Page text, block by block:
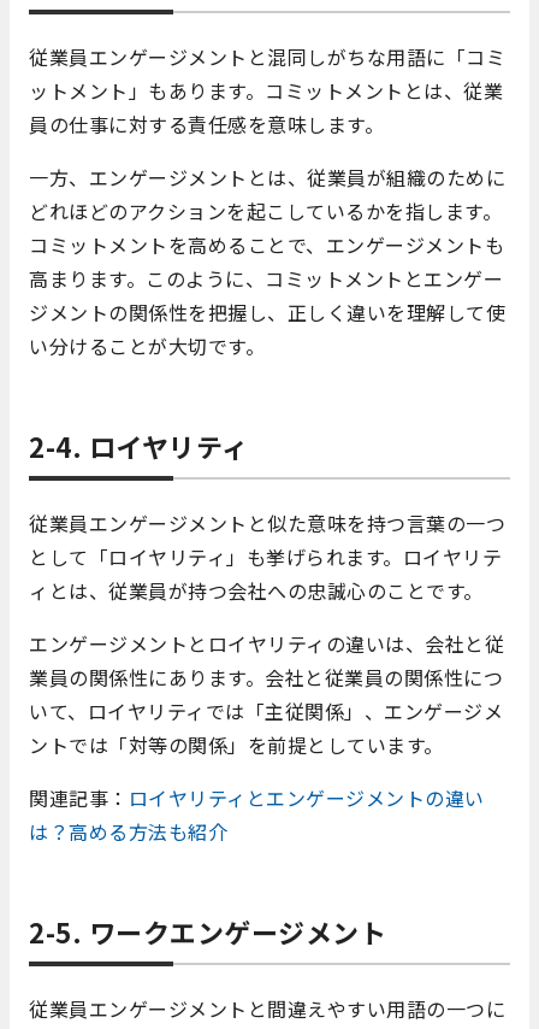
従業員エンゲージメントと混同しがちな用語に「コミ
ットメント」もあります。コミットメントとは、従業
員の仕事に対する責任感を意味します。
一方、エンゲージメントとは、従業員が組織のために
どれほどのアクションを起こしているかを指します。
コミットメントを高めることで、エンゲージメントも
高まります。このように、コミットメントとエンゲー
ジメントの関係性を把握し、正しく違いを理解して使
い分けることが大切です。
2-4. ロイヤリティ
従業員エンゲージメントと似た意味を持つ言葉の一つ
として「ロイヤリティ」も挙げられます。ロイヤリテ
ィとは、従業員が持つ会社への忠誠心のことです。
エンゲージメントとロイヤリティの違いは、会社と従
業員の関係性にあります。会社と従業員の関係性につ
いて、ロイヤリティでは「主従関係」、エンゲージメ
ントでは「対等の関係」を前提としています。
関連記事： ロイヤリティとエンゲージメントの違い
は？高める方法も紹介
2-5. ワークエンゲージメント
従業員エンゲージメントと間違えやすい用語の一つに